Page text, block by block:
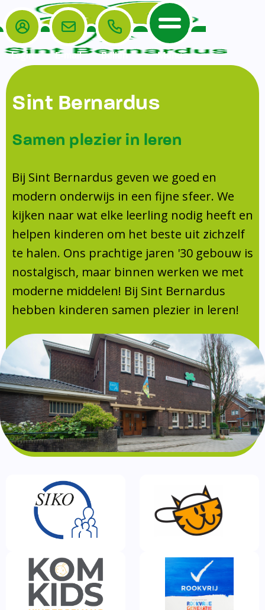
Home
De School
Veiligheidsplan
Onderwijs
Leerlingenraad
Leerlingenzorg
Doorstroomtoets
Jeugdprofessional op school
Centrum Jeugd en Gezin
Schoollogopedie
schoolondersteuningsprofiel
Schooltijden
Absentie
Vakanties
Aanmelden
Schoolgids
Gezonde school
Kinderopvang
BSO
Routebeschrijving
Privacy
Het Team
Ouders
Ouders
TussenSchoolse Opvang (TSO)
Ouderraad (OR)
Medezeggenschapsraad (MR)
Formulieren
Klachtenregeling
Contact
Login E-mail Bellen Menu
Sint Bernardus
Samen plezier in leren
Bij Sint Bernardus geven we goed en
modern onderwijs in een fijne sfeer. We
kijken naar wat elke leerling nodig heeft en
helpen kinderen om het beste uit zichzelf
te halen. Ons prachtige jaren '30 gebouw is
nostalgisch, maar binnen werken we met
moderne middelen! Bij Sint Bernardus
hebben kinderen samen plezier in leren!